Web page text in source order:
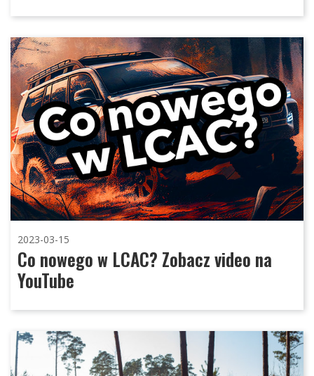
2023-03-15
Co nowego w LCAC? Zobacz video na
YouTube